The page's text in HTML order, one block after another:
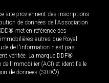
site proviennent des inscriptions
de données de l'Association
met en référence des
autres que Royal
de l'information n'est pas
vérifiée. La marque DDF®
l’immobilier (ACI) et identifie le
de données (SDD®).